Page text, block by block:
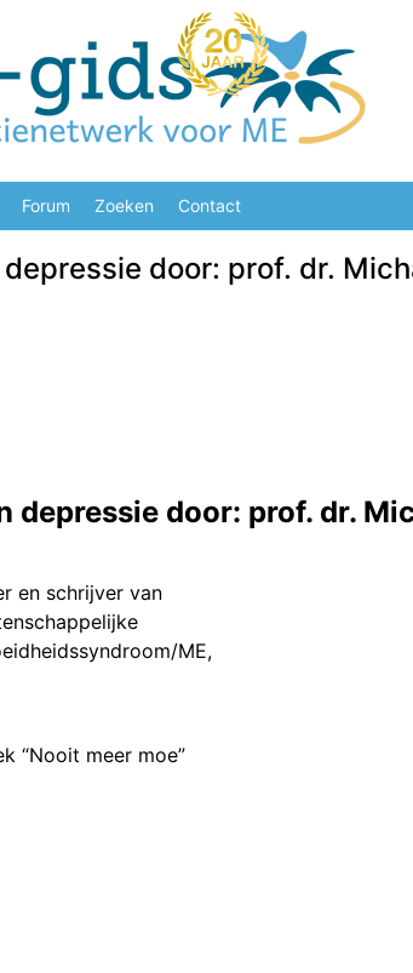
Forum Zoeken Contact
door: prof. dr.
depressie door: prof. dr.
en schrijver van
ME,
“Nooit meer moe”